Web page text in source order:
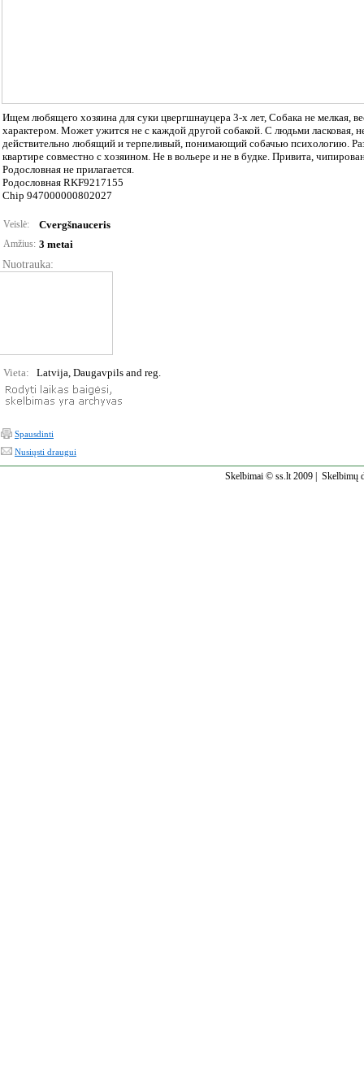
Ищем любящего хозяина для суки цвергшнауцера 3-х лет, Собака не мелкая,
характером. Может ужится не с каждой другой собакой. С людьми ласковая,
действительно любящий и терпеливый, понимающий собачью психологию.
квартире совместно с хозяином. Не в вольере и не в будке. Привита,
Родословная не прилагается.
Родословная RKF9217155
Chip 947000000802027
Veislė: Cvergšnauceris
Amžius: 3 metai
Nuotrauka:
Vieta: Latvija, Daugavpils and reg.
Spausdinti
Nusiųsti draugui
Skelbimai © ss.lt 2009 | Skelbimų